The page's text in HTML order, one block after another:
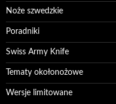
Noże szwedzkie
Poradniki
Swiss Army Knife
Tematy okołonożowe
Wersje limitowane